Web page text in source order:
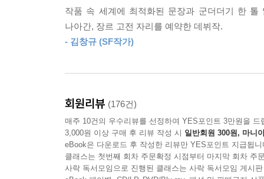
기대치를 낮추고….
그러나 『돌이킬 수 있는』은 기대 이상으로
경찰 누아르라는 서로 다른 서브 장르를 별다른
그 솜씨가 좋습니다. 개성적인 캐릭터들이 서로
안겨줍니다. 이 부분이 참 매력적입니다. 캐릭터
있기 때문에, 이 불화는 분명히 터지고 만다는 느
작품 속 세계에 최적화된 문장과 군더더기 한
나아간, 장르 고전 자리를 예약한 데뷔작.
- 김창규 (SF작가)
회원리뷰 (176건)
매주 10건의 우수리뷰를 선정하여 YES포인트 3만원을 드
3,000원 이상 구매 후 리뷰 작성 시 일반회원 300원, 마니
eBook은 다운로드 후 작성한 리뷰만 YES포인트 지급됩니
클래스는 첫번째 회차 주문확정 시점부터 마지막 회차 주
사락 독서모임으로 진행된 클래스는 사락 독서모임 게시